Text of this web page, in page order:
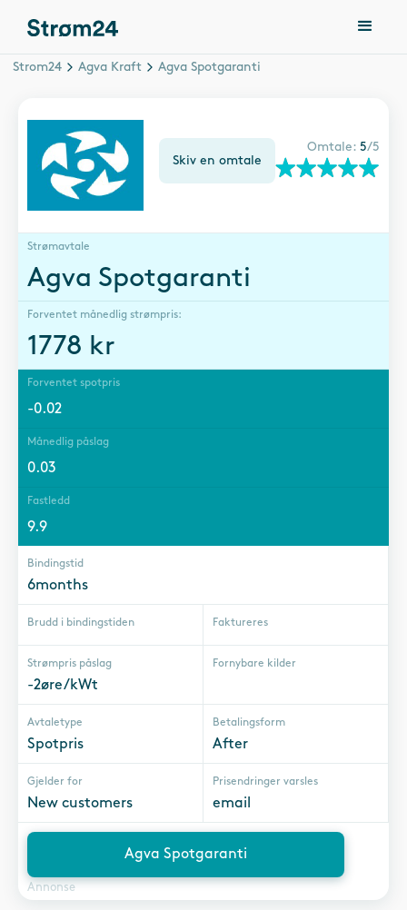
Strom24 Agva Kraft Agva Spotgaranti
Skiv en omtale
Omtale: 5/5
Strømavtale
Agva Spotgaranti
Forventet månedlig strømpris:
1778 kr
Forventet spotpris
-0.02
Månedlig påslag
0.03
Fastledd
9.9
Bindingstid
6months
Brudd i bindingstiden Faktureres
Strømpris påslag
-2øre/kWt
Fornybare kilder
Avtaletype
Spotpris
Betalingsform
After
Gjelder for
New customers
Prisendringer varsles
email
Agva Spotgaranti
Annonse